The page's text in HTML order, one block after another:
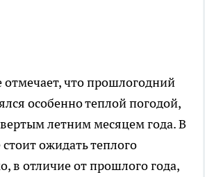
что прошлогодний
особенно теплой погодой,
летним месяцем года. В
ожидать теплого
в отличие от прошлого года,